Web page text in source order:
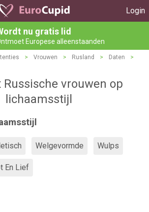
Login
nu gratis lid
Europese alleenstaanden
> Vrouwen > Rusland > Daten
>
Russische vrouwen op
lichaamsstijl
Welgevormde Wulps
En Lief